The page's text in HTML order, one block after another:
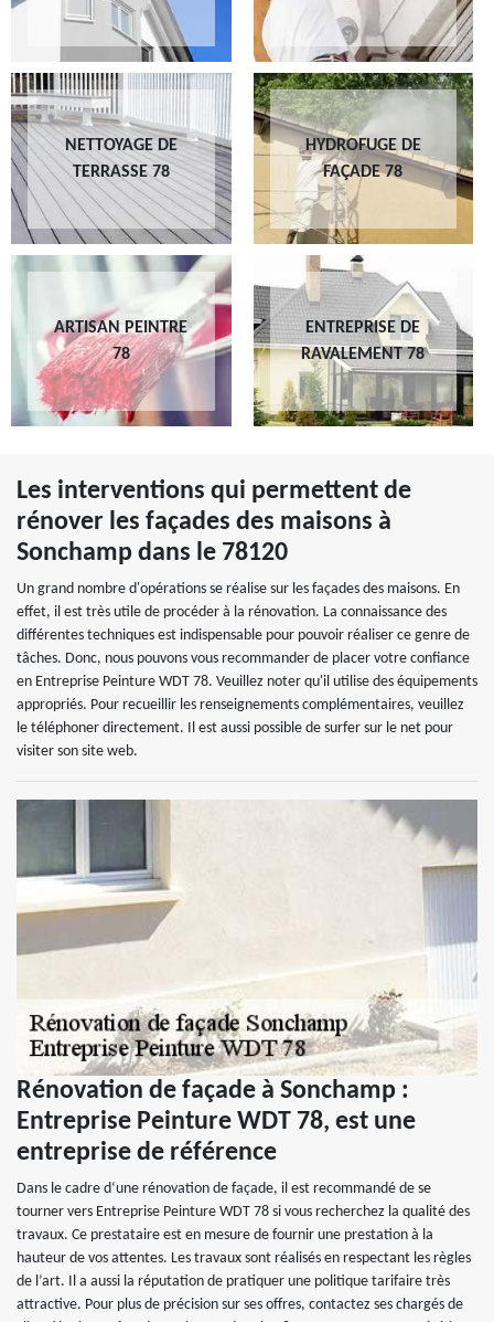
NETTOYAGE DE
TERRASSE 78
HYDROFUGE DE
FAÇADE 78
ARTISAN PEINTRE
78
ENTREPRISE DE
RAVALEMENT 78
Les interventions qui permettent de
rénover les façades des maisons à
Sonchamp dans le 78120
Un grand nombre d'opérations se réalise sur les façades des maisons. En
effet, il est très utile de procéder à la rénovation. La connaissance des
différentes techniques est indispensable pour pouvoir réaliser ce genre de
tâches. Donc, nous pouvons vous recommander de placer votre confiance
en Entreprise Peinture WDT 78. Veuillez noter qu'il utilise des équipements
appropriés. Pour recueillir les renseignements complémentaires, veuillez
le téléphoner directement. Il est aussi possible de surfer sur le net pour
visiter son site web.
Rénovation de façade à Sonchamp :
Entreprise Peinture WDT 78, est une
entreprise de référence
Dans le cadre d‘une rénovation de façade, il est recommandé de se
tourner vers Entreprise Peinture WDT 78 si vous recherchez la qualité des
travaux. Ce prestataire est en mesure de fournir une prestation à la
hauteur de vos attentes. Les travaux sont réalisés en respectant les règles
de l’art. Il a aussi la réputation de pratiquer une politique tarifaire très
attractive. Pour plus de précision sur ses offres, contactez ses chargés de